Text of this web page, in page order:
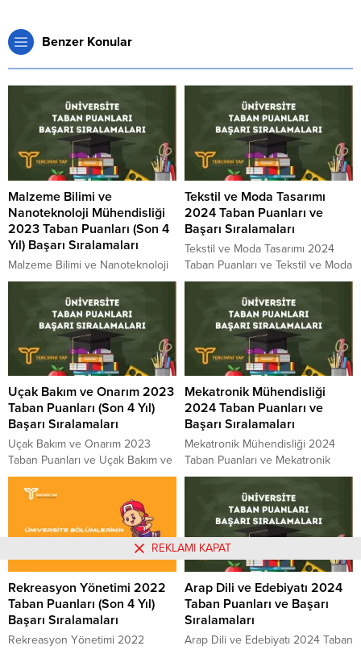
Benzer Konular
Malzeme Bilimi ve
Nanoteknoloji Mühendisliği
2023 Taban Puanları (Son 4
Yıl) Başarı Sıralamaları
Malzeme Bilimi ve Nanoteknoloji
Mühendisliği 2023 Taban Puanları
ve Malzeme Bilimi ve
Nanoteknoloji Mühendisliği Başarı
Sıralamaları 2023 Malzeme Bilimi
ve Nanoteknoloji Mühendisliği
kaç puanla kapattı? Malzeme
Bilimi ve Nanoteknoloji
Mühendisliği sıralaması. 2023
yılında sınava girecek adayların
en çok merak ettiği konuların
başında gelen Malzeme Bilimi ve
Nanoteknoloji Mühendisliği Taban
Puanları...
Tekstil ve Moda Tasarımı
2024 Taban Puanları ve
Başarı Sıralamaları
Tekstil ve Moda Tasarımı 2024
Taban Puanları ve Tekstil ve Moda
Tasarımı Başarı Sıralamaları 2024
Tekstil ve Moda Tasarımı güncel
taban puanları ve başarı
sıralamaları açıklandı ve genel
tablo ortaya çıktı. Tekstil ve Moda
Tasarımı sıralaması. 2024 yılında
sınava girecek adayların en çok
merak ettiği konuların başında
gelen Tekstil ve...
Uçak Bakım ve Onarım 2023
Taban Puanları (Son 4 Yıl)
Başarı Sıralamaları
Uçak Bakım ve Onarım 2023
Taban Puanları ve Uçak Bakım ve
Onarım Başarı Sıralamaları 2023
Uçak Bakım ve Onarım kaç
puanla kapattı? Uçak Bakım ve
Onarım sıralaması. 2023 yılında
sınava girecek adayların en çok
merak ettiği konuların başında
gelen Uçak Bakım ve Onarım
Taban Puanları 2023 ve Uçak
Bakım ve...
Mekatronik Mühendisliği
2024 Taban Puanları ve
Başarı Sıralamaları
Mekatronik Mühendisliği 2024
Taban Puanları ve Mekatronik
Mühendisliği Başarı Sıralamaları
2024 Mekatronik Mühendisliği
güncel taban puanları ve başarı
sıralamaları açıklandı ve genel
tablo ortaya çıktı. Mekatronik
Mühendisliği sıralaması. 2024
yılında sınava girecek adayların
en çok merak ettiği konuların
başında gelen Mekatronik
Mühendisliği Taban Puanları 2024
ve Mekatronik Mühendisliği
Rekreasyon Yönetimi 2022
Taban Puanları (Son 4 Yıl)
Başarı Sıralamaları
Rekreasyon Yönetimi 2022
Arap Dili ve Edebiyatı 2024
Taban Puanları ve Başarı
Sıralamaları
Arap Dili ve Edebiyatı 2024 Taban
REKLAMI KAPAT